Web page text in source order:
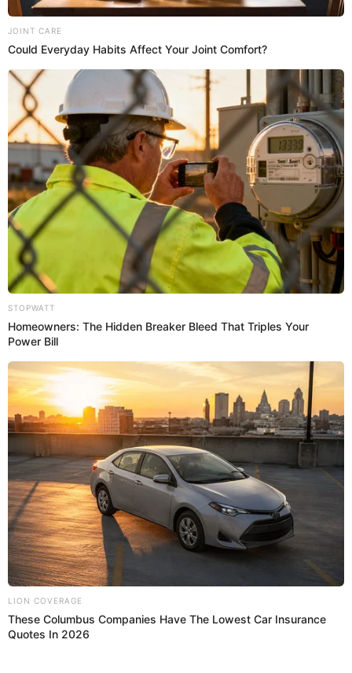
Regresar al inicio
Quiénes somos
Políticas y Estándares
Términos de uso
Enlaces de interés